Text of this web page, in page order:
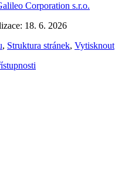
Corporation s.r.o.
18. 6. 2026
, Struktura stránek, Vytisknout